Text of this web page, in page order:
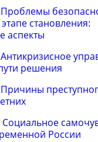
Проблемы
становления:
аспекты
Антикризисное
решения
Причины
Социальное
России